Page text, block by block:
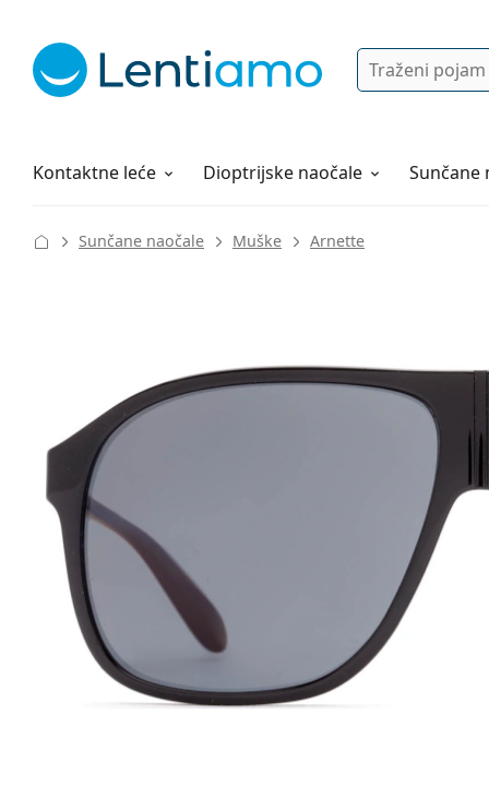
Pretraga
Kontaktne leće
Otopine za leće Dioptrijske naočale Sunčane
Sve o kupovini
Sunčane naočale Muške Arnette
Visina leće Širina leće